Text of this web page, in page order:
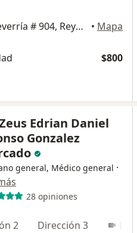
Libramiento Luis Echeverría # 904, Reynosa • Mapa
$800
Edrian Daniel
Gonzalez
general, Médico general ·
28 opiniones
2 Dirección 3